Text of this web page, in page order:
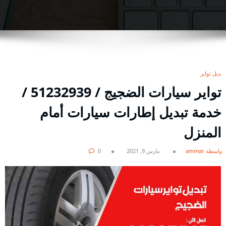
تبديل تواير
تواير سيارات الضجيج / 51232939‬ /
خدمة تبديل إطارات سيارات أمام
المنزل
بواسطة ammar مارس 9, 2021 0